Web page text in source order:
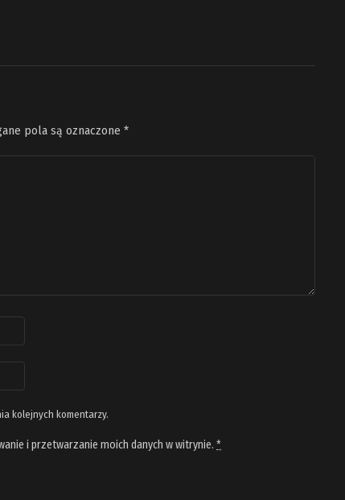
pola są oznaczone *
kolejnych komentarzy.
i przetwarzanie moich danych w witrynie. *